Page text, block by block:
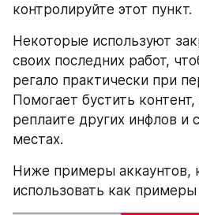
контролируйте этот пункт.
Некоторые используют
своих последних работ,
регало практически при
Помогает бустить
реплаите других инфлов и
местах.
Ниже примеры аккаунтов,
использовать как примеры